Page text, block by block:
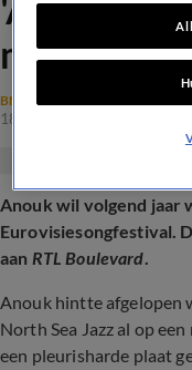
'Anouk wil
meedoen
BN'ERS
18 juli 2024, 20:09
Anouk wil volgend jaar
Eurovisiesongfestival.
aan RTL Boulevard.
Anouk hintte afgelopen
North Sea Jazz al op
een pleurisharde plaat